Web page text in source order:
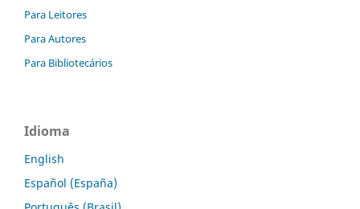
Para Leitores
Para Autores
Para Bibliotecários
Idioma
English
Español (España)